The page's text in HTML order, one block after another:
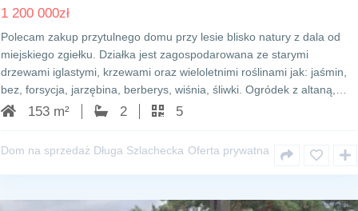
1 200 000zł
Polecam zakup przytulnego domu przy lesie blisko natury z dala od
miejskiego zgiełku. Działka jest zagospodarowana ze starymi
drzewami iglastymi, krzewami oraz wieloletnimi roślinami jak: jaśmin,
bez, forsycja, jarzębina, berberys, wiśnia, śliwki. Ogródek z altaną,…
153 m² 2 5
Dom na sprzedaż Długa Szlachecka Oferta prywatna